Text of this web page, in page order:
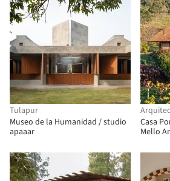
Tulapur
Museo de la Humanidad / studio
apaaar
Casa
Mello